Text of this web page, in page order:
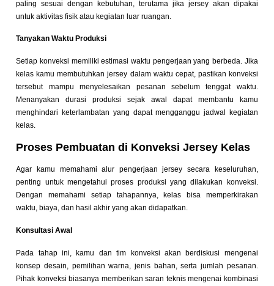
paling sesuai dengan kebutuhan, terutama jika jersey akan dipakai
untuk aktivitas fisik atau kegiatan luar ruangan.
Tanyakan Waktu Produksi
Setiap konveksi memiliki estimasi waktu pengerjaan yang berbeda. Jika
kelas kamu membutuhkan jersey dalam waktu cepat, pastikan konveksi
tersebut mampu menyelesaikan pesanan sebelum tenggat waktu.
Menanyakan durasi produksi sejak awal dapat membantu kamu
menghindari keterlambatan yang dapat mengganggu jadwal kegiatan
kelas.
Proses Pembuatan di Konveksi Jersey Kelas
Agar kamu memahami alur pengerjaan jersey secara keseluruhan,
penting untuk mengetahui proses produksi yang dilakukan konveksi.
Dengan memahami setiap tahapannya, kelas bisa memperkirakan
waktu, biaya, dan hasil akhir yang akan didapatkan.
Konsultasi Awal
Pada tahap ini, kamu dan tim konveksi akan berdiskusi mengenai
konsep desain, pemilihan warna, jenis bahan, serta jumlah pesanan.
Pihak konveksi biasanya memberikan saran teknis mengenai kombinasi